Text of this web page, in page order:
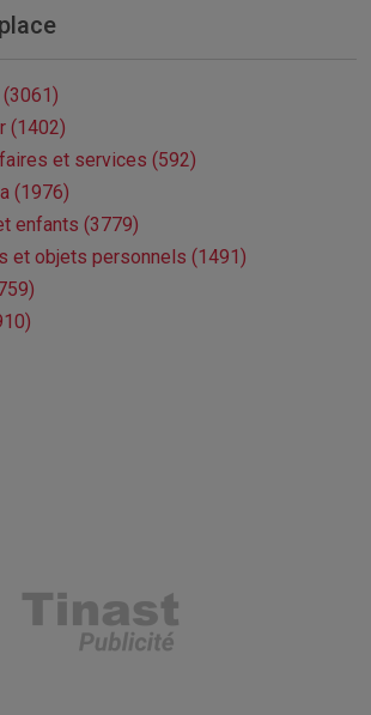
(1402)
et services (592)
(1976)
enfants (3779)
et objets personnels (1491)